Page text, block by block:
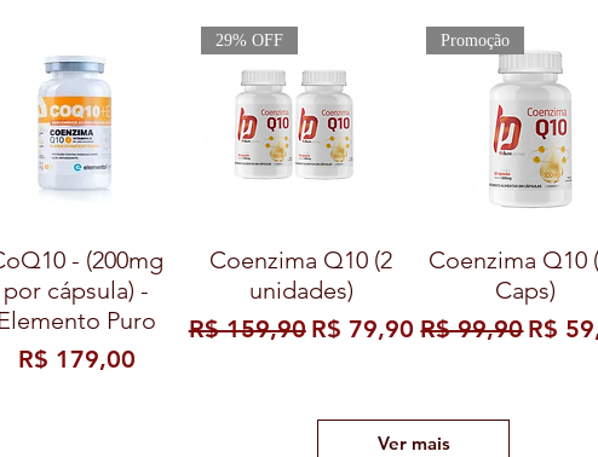
- (200mg
por cápsula) -
Puro
Preço
R$ 179,00
29% OFF
Coenzima Q10 (2
unidades)
Preço normal
R$ 159,90 Preço promocional
R$ 79,90
Promoção
Coenzima Q10
Caps)
Preço normal
R$ 99,90R$
Ver mais